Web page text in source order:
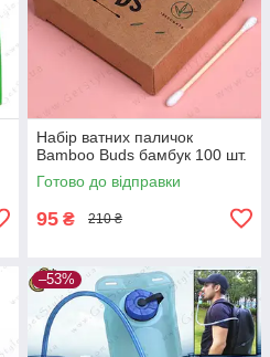
Набір ватних паличок
Bamboo Buds бамбук 100 шт.
Готово до відправки
95 ₴ 210 ₴
–53%